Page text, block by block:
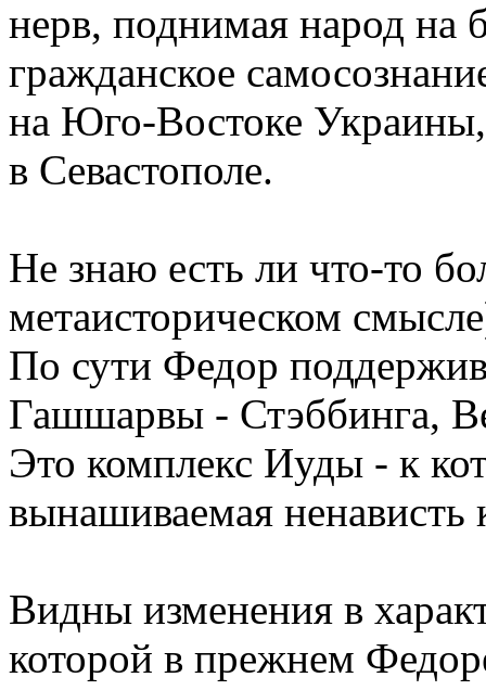
нерв, поднимая народ на
гражданское
на Юго-Востоке
в Севастополе.
Не знаю есть ли что-то
метаисторическом
По сути Федор
Гашшарвы - Стэббинга,
Это комплекс Иуды - к
вынашиваемая ненависть
Видны изменения в
которой в прежнем